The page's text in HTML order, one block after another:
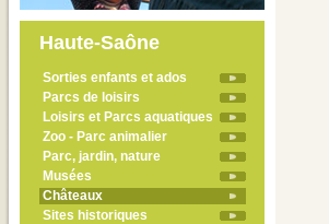
Haute-Saône
Sorties enfants et ados
Parcs de loisirs
Loisirs et Parcs aquatiques
Zoo - Parc animalier
Parc, jardin, nature
Musées
Châteaux
Sites historiques